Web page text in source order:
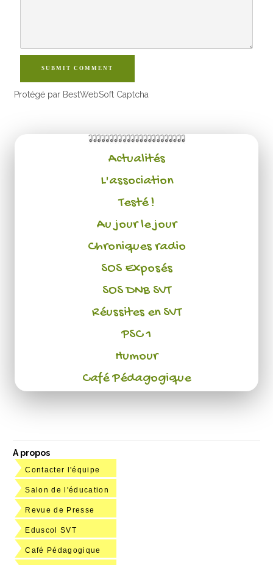
SUBMIT COMMENT
Protégé par BestWebSoft Captcha
Actualités
L'association
Testé !
Au jour le jour
Chroniques radio
SOS Exposés
SOS DNB SVT
Réussites en SVT
PSC 1
Humour
Café Pédagogique
A propos
Contacter l'équipe
Salon de l'éducation
Revue de Presse
Eduscol SVT
Café Pédagogique